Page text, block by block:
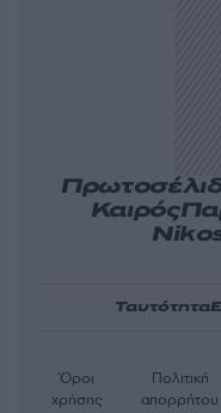
Καιρός
Ταυτότητα
Όροι
χρήσης
Πολιτική
απορρήτου